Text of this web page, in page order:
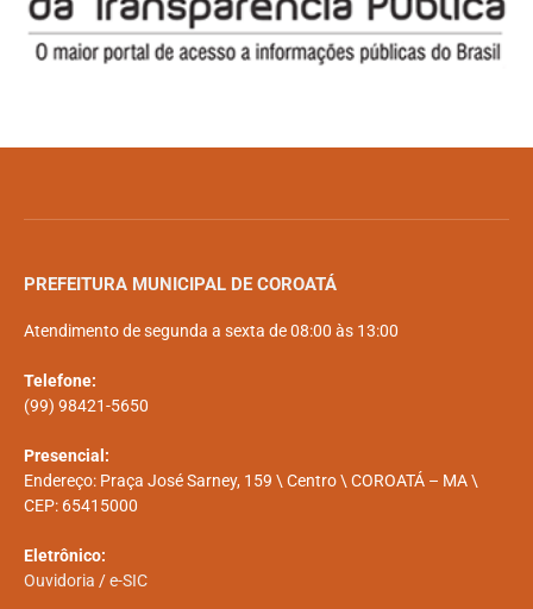
PREFEITURA MUNICIPAL DE COROATÁ
Atendimento de segunda a sexta de 08:00 às 13:00
Telefone:
(99) 98421-5650
Presencial:
Endereço: Praça José Sarney, 159 \ Centro \ COROATÁ – MA \
CEP: 65415000
Eletrônico:
Ouvidoria /e-SIC